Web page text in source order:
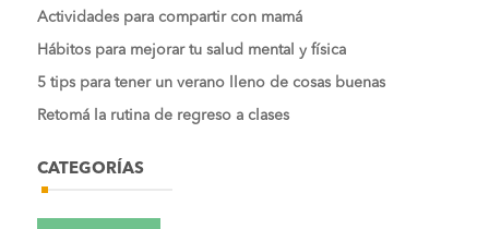
Actividades para compartir con mamá
Hábitos para mejorar tu salud mental y física
5 tips para tener un verano lleno de cosas buenas
Retomá la rutina de regreso a clases
CATEGORÍAS